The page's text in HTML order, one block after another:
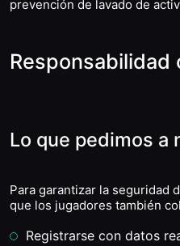
prevención de lavado de
Responsabilidad
Lo que pedimos a
Para garantizar la seguridad
que los jugadores también
Registrarse con datos